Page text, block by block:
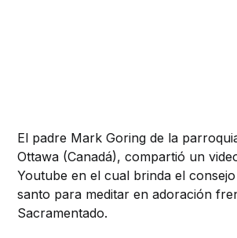
El padre Mark Goring de la
Ottawa (Canadá), compartió un
Youtube en el cual brinda el
santo para meditar en adoración
Sacramentado.